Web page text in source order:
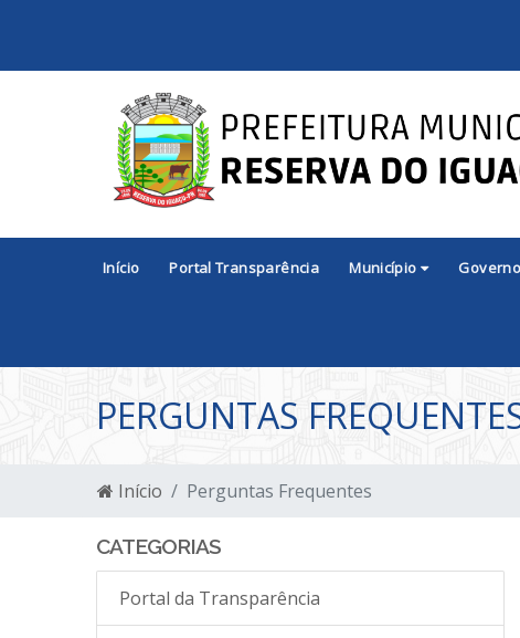
Início Portal Transparência Município Governo
PERGUNTAS
Início Perguntas Frequentes
CATEGORIAS
Portal da Transparência